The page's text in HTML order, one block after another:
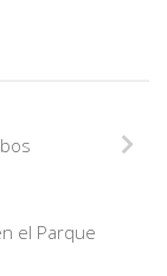
el Parque